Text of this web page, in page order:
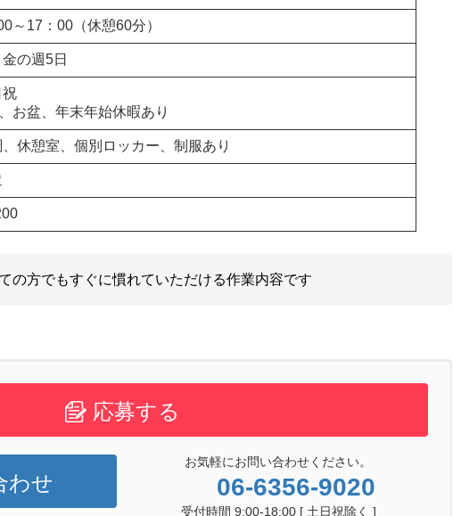
～17：00（休憩60分）
金の週5日
祝
お盆、年末年始休暇あり
、休憩室、個別ロッカー、制服あり
の方でもすぐに慣れていただける作業内容です
応募する
わせ
お気軽にお問い合わせください。
06-6356-9020
受付時間 9:00-18:00 [ 土日祝除く ]